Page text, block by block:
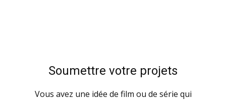
Soumettre votre projets
Vous avez une idée de film ou de série qui